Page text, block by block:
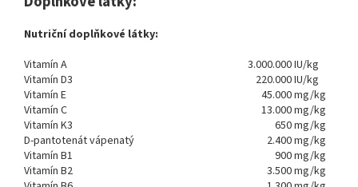
Nutriční doplňkové látky:
Vitamín A
3.000.000IU/kg
Vitamín D3
220.000IU/kg
Vitamín E
45.000mg/kg
Vitamín C
13.000mg/kg
Vitamín K3
650mg/kg
D-pantotenát vápenatý
2.400mg/kg
Vitamín B1
900mg/kg
Vitamín B2
3.500mg/kg